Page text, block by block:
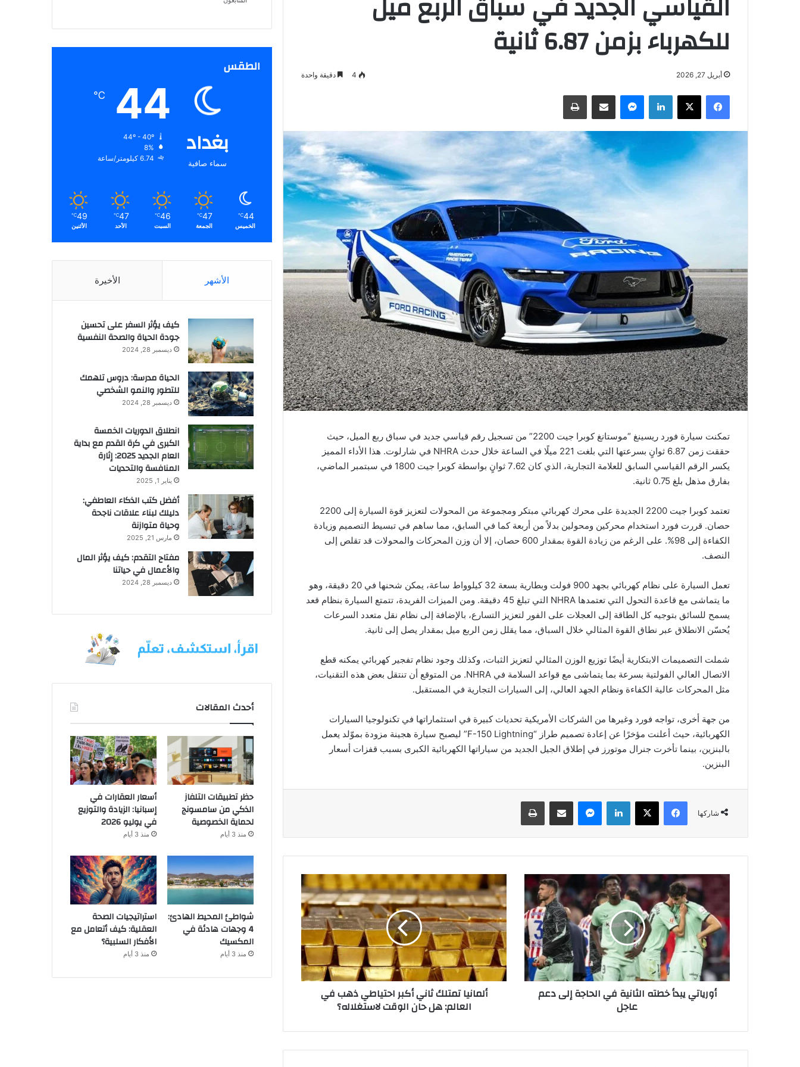
للكهرباء بزمن 6.87 ثانية
أبريل 27, 2026 4 دقيقة واحدة
فيسبوك لينكدإن
تمكنت سيارة فورد ريسينغ “موستانغ كوبرا جيت 2200” من تسجيل رقم قياسي جديد في سباق ربع الميل، حيث
حققت زمن 6.87 ثوانٍ بسرعتها التي بلغت 221 ميلًا في الساعة خلال حدث NHRA في شارلوت. هذا الأداء المميز
يكسر الرقم القياسي السابق للعلامة التجارية، الذي كان 7.62 ثوانٍ بواسطة كوبرا جيت 1800 في سبتمبر الماضي،
بفارق مذهل بلغ 0.75 ثانية.
تعتمد كوبرا جيت 2200 الجديدة على محرك كهربائي مبتكر ومجموعة من المحولات لتعزيز قوة السيارة إلى 2200
حصان. قررت فورد استخدام محركين ومحولين بدلاً من أربعة كما في السابق، مما ساهم في تبسيط التصميم وزيادة
الكفاءة إلى 98%. على الرغم من زيادة القوة بمقدار 600 حصان، إلا أن وزن المحركات والمحولات قد تقلص إلى
النصف.
تعمل السيارة على نظام كهربائي بجهد 900 فولت وبطارية بسعة 32 كيلوواط ساعة، يمكن شحنها في 20 دقيقة، وهو
ما يتماشى مع قاعدة التحول التي تعتمدها NHRA التي تبلغ 45 دقيقة. ومن الميزات الفريدة، تتمتع السيارة بنظام قعد
يسمح للسائق بتوجيه كل الطاقة إلى العجلات على الفور لتعزيز التسارع، بالإضافة إلى نظام نقل متعدد السرعات
يُحسّن الانطلاق عبر نطاق القوة المثالي خلال السباق، مما يقلل زمن الربع ميل بمقدار يصل إلى ثانية.
شملت التصميمات الابتكارية أيضًا توزيع الوزن المثالي لتعزيز الثبات، وكذلك وجود نظام تفجير كهربائي يمكنه قطع
الاتصال العالي الفولتية بسرعة بما يتماشى مع قواعد السلامة في NHRA. من المتوقع أن تنتقل بعض هذه التقنيات،
مثل المحركات عالية الكفاءة ونظام الجهد العالي، إلى السيارات التجارية في المستقبل.
من جهة أخرى، تواجه فورد وغيرها من الشركات الأمريكية تحديات كبيرة في استثماراتها في تكنولوجيا السيارات
الكهربائية، حيث أعلنت مؤخرًا عن إعادة تصميم طراز “F-150 Lightning” ليصبح سيارة هجينة مزودة بموّلد يعمل
بالبنزين، بينما تأخرت جنرال موتورز في إطلاق الجيل الجديد من سياراتها الكهربائية الكبرى بسبب قفزات أسعار
البنزين.
شاركها
فيسبوك لينكدإن
ي
ا
ت
ي
ب
ط
أورياتي يبدأ خطته الثانية في الحاجة إلى دعم
عاجل
ل
م
ا
ن
ي
ا
ت
م
ث
ألمانيا تمتلك ثاني أكبر احتياطي ذهب في
العالم: هل حان الوقت لاستغلاله؟
الطقس
بغداد
سماء صافية
44
℃
8%
6.74 كيلومتر/ساعة
44
℃
الخميس
47
℃
الجمعة
46
℃
السبت
47
℃
الأحد
49
℃
الأثنين
الأشهر الأخيرة
كيف يؤثر السفر على تحسين
جودة الحياة والصحة النفسية
ديسمبر 28, 2024
الحياة مدرسة: دروس تلهمك
للتطور والنمو الشخصي
ديسمبر 28, 2024
انطلاق الدوريات الخمسة
الكبرى في كرة القدم مع بداية
العام الجديد 2025: إثارة
المنافسة والتحديات
يناير 1, 2025
أفضل كتب الذكاء العاطفي:
دليلك لبناء علاقات ناجحة
وحياة متوازنة
مارس 21, 2025
مفتاح التقدم: كيف يؤثر المال
والأعمال في حياتنا
ديسمبر 28, 2024
أحدث المقالات
حظر تطبيقات التلفاز
الذكي من سامسونج
لحماية الخصوصية
منذ 3 أيام
أسعار العقارات في
إسبانيا: الزيادة والتوزيع
في يوليو 2026
منذ 3 أيام
شواطئ المحيط الهادئ:
4 وجهات هادئة في
المكسيك
منذ 3 أيام
استراتيجيات الصحة
العقلية: كيف أتعامل مع
الأفكار السلبية؟
منذ 3 أيام